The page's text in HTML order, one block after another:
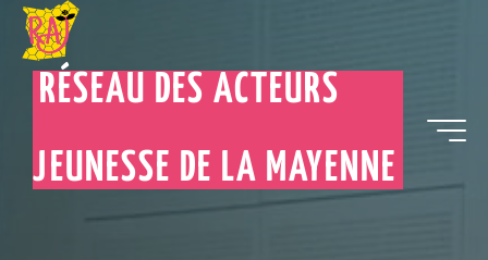
RÉSEAU DES ACTEURS
JEUNESSE DE LA MAYENNE